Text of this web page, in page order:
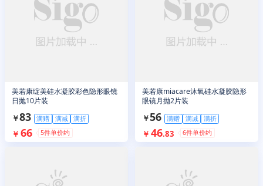
美若康绽美硅水凝胶彩色隐形眼镜
日抛10片装
￥83 满赠 满减 满折
￥ 66 5件单价约
美若康miacare沐氧硅水凝胶隐形
眼镜月抛2片装
￥56 满赠 满减 满折
￥ 46.83 6件单价约